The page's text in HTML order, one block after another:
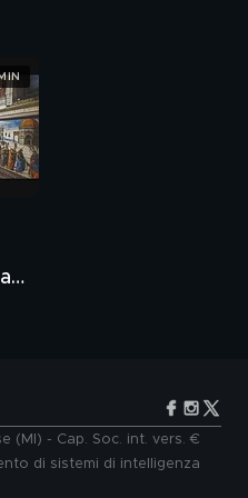
Turci e l'amore
Turci e l'affetto
sorella
(MI) - Cap. Soc. int. vers. €
di sistemi di intelligenza